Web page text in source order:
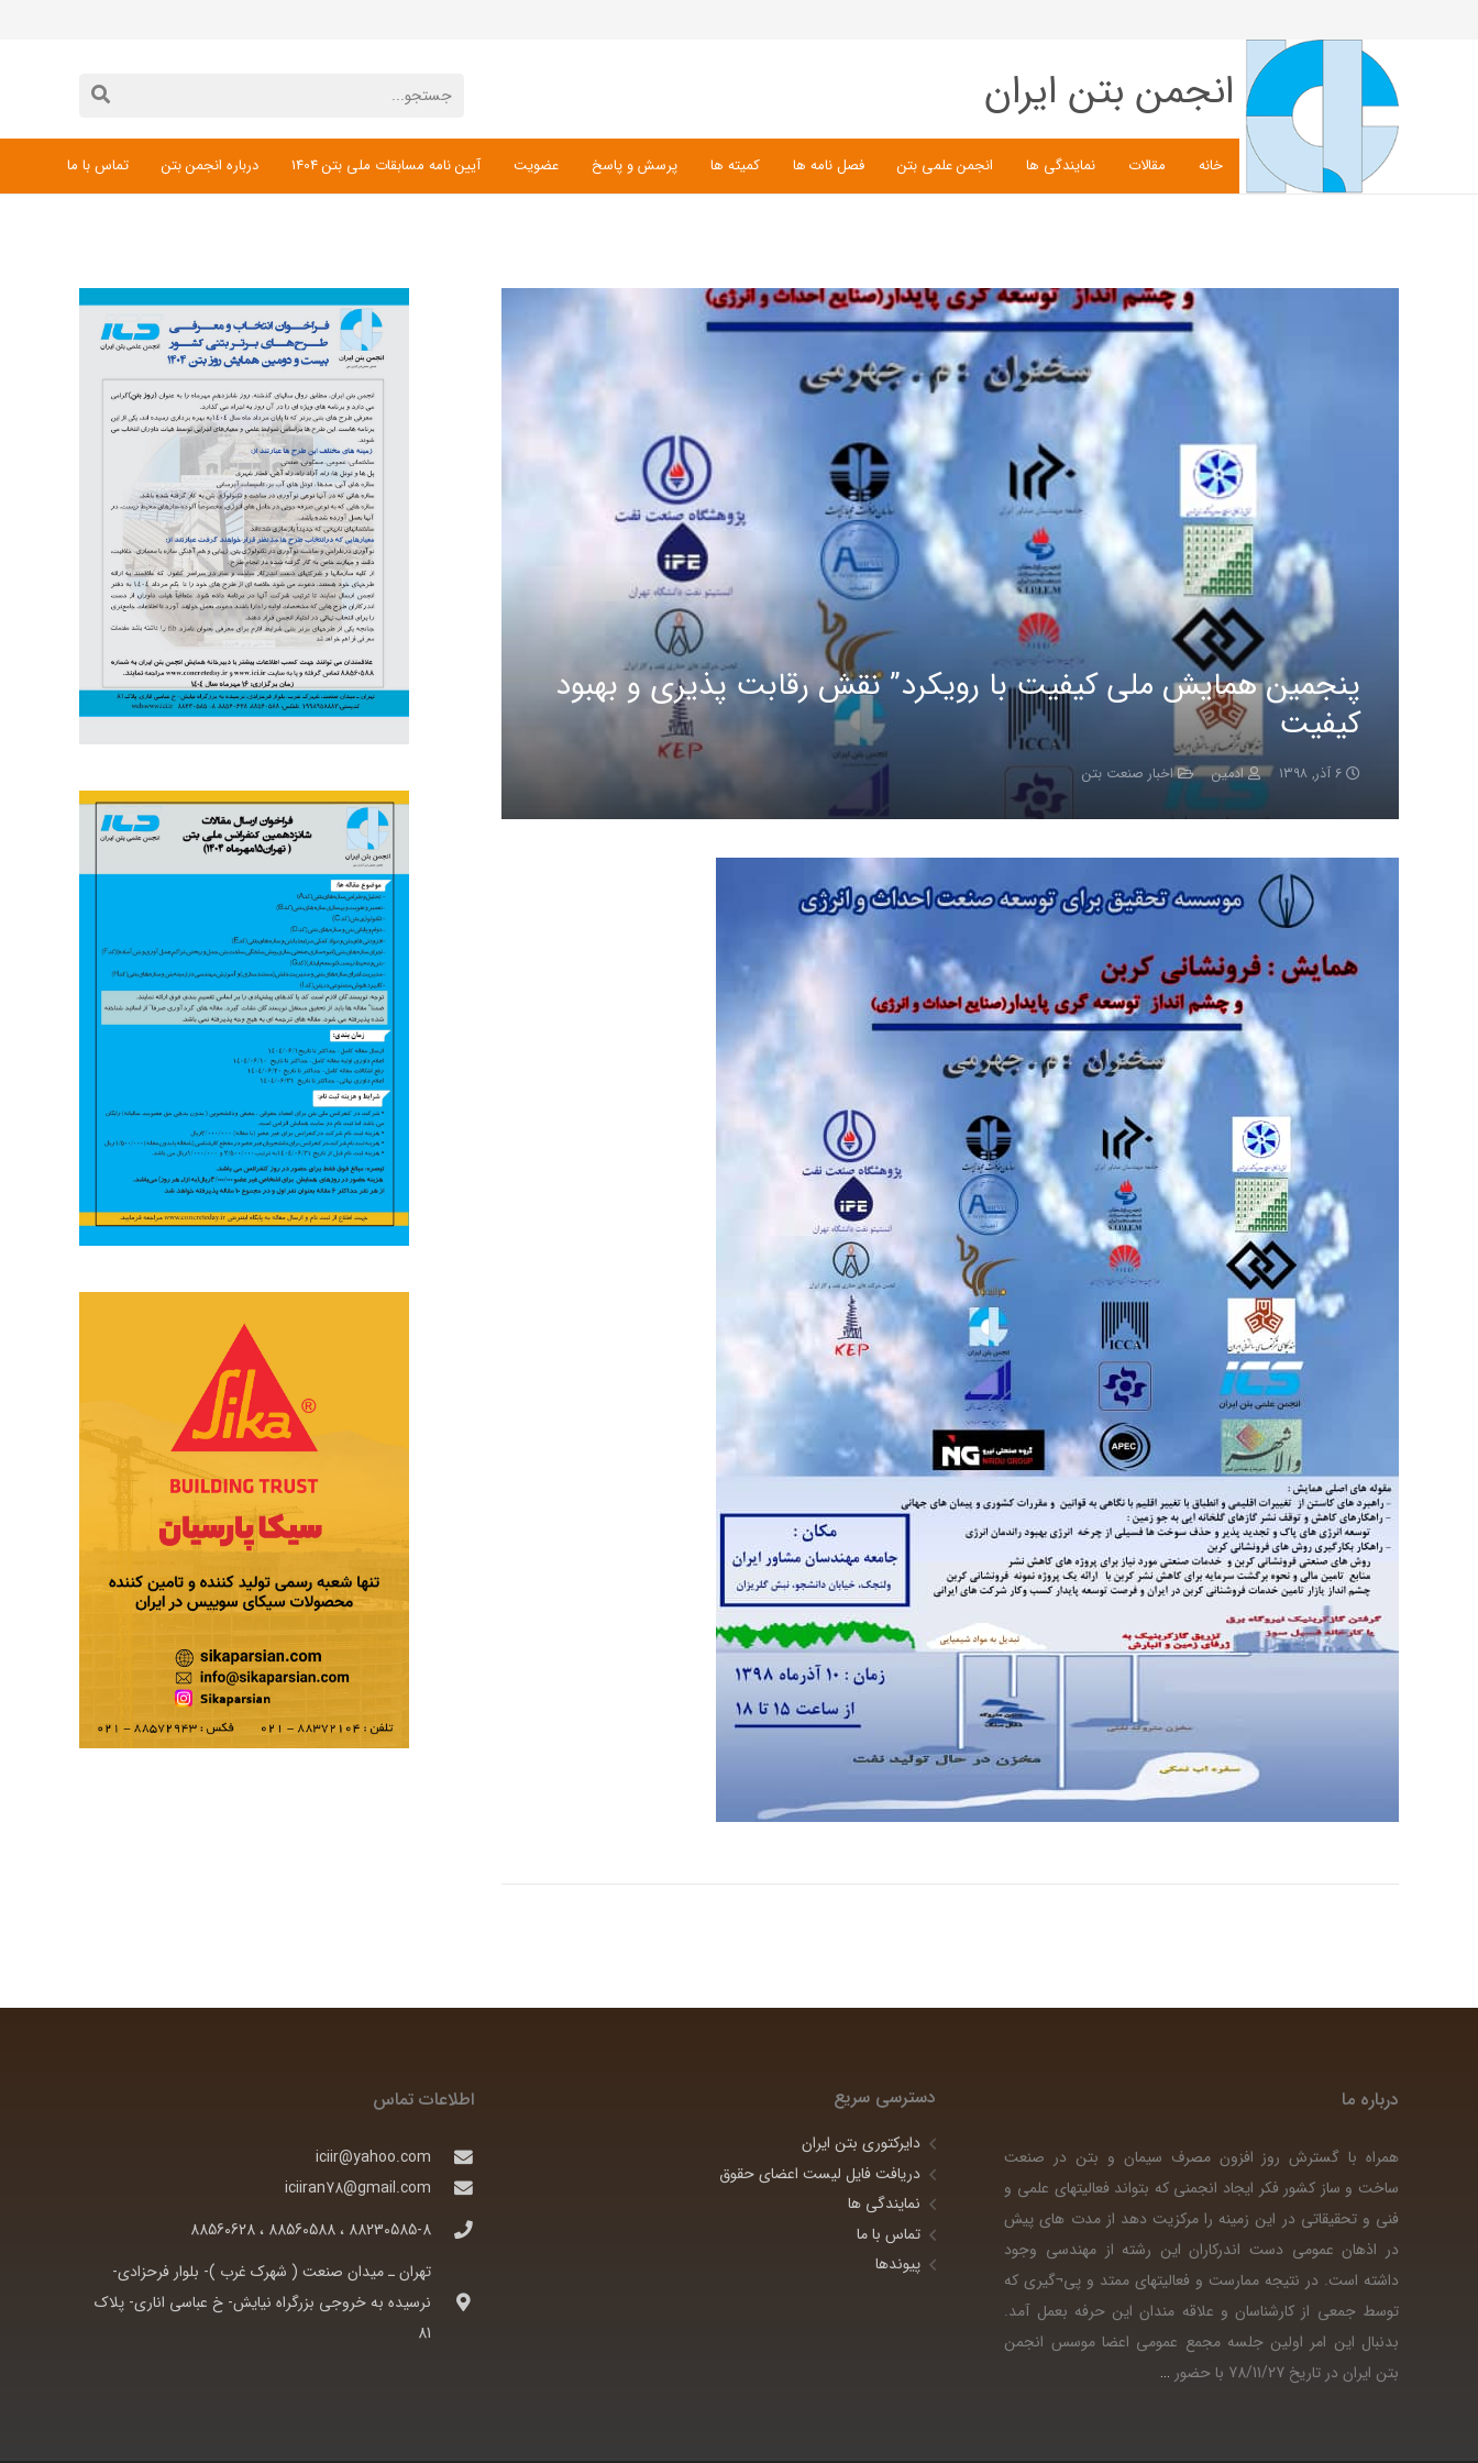
انجمن بتن ایران
خانه مقالات نمایندگی ها انجمن علمی بتن فصل نامه ها کمیته ها پرسش و پاسخ عضویت آیین نامه مسابقات ملی بتن 1404 درباره انجمن بتن تماس با ما
پنجمین همایش ملی کیفیت با رویکرد” نقش رقابت پذیری و بهبود
کیفیت
۶ آذر, ۱۳۹۸ ادمین اخبار صنعت بتن
درباره ما
همراه با گسترش روز افزون مصرف سیمان و بتن در صنعت
ساخت و ساز کشور فکر ایجاد انجمنی که بتواند فعالیتهای علمی و
فنی و تحقیقاتی در این زمینه را مرکزیت دهد از مدت های پیش
در اذهان عمومی دست اندرکاران این رشته از مهندسی وجود
داشته است. در نتیجه ممارست و فعالیتهای ممتد و پی¬گیری که
توسط جمعی از کارشناسان و علاقه مندان این حرفه بعمل آمد.
بدنبال این امر اولین جلسه مجمع عمومی اعضا موسس انجمن
بتن ایران در تاریخ 78/11/27 با حضور
…
دسترسی سریع
دایرکتوری بتن ایران
دریافت فایل لیست اعضای حقوق
نمایندگی ها
تماس با ما
پیوندها
اطلاعات تماس
iciir@yahoo.com
iciiran78@gmail.com
88230585-8 ، 88560588 ، 88560628
تهران ـ ميدان صنعت ( شهرک غرب )- بلوار فرحزادی-
نرسيده به خروجی بزرگراه نيايش- خ عباسی اناری- پلاک
81